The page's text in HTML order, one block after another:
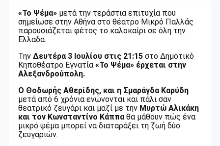
«Το Ψέμα» μετά την τεράστια επιτυχία που
σημείωσε στην Αθήνα στο θέατρο Μικρό Παλλάς
παρουσιάζεται φέτος το καλοκαίρι σε όλη την
Ελλαδα.
Την Δευτέρα 3 Ιουλίου στις 21:15 στο Δημοτικό
Κηποθέατρο Εγνατία«Το Ψέμα» έρχεται στην
Αλεξανδρούπολη.
Ο Θοδωρής Αθερίδης, και η Σμαράγδα Καρύδη
μετά από 6 χρόνια ενώνονται και πάλι σαν
θεατρικό ζευγάρι και μαζί με την Μυρτώ Αλικάκη
και τoν Κωνσταντίνο Κάππαθα μάθουν πώς ένα
μικρό ψέμα μπορεί να διαταράξει τη ζωή δύο
ζευγαριών.